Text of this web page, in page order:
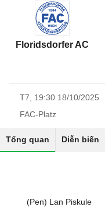
Floridsdorfer AC
T7, 19:30 18/10/2025
FAC-Platz
Tổng quan Diễn biến
(Pen) Lan Piskule